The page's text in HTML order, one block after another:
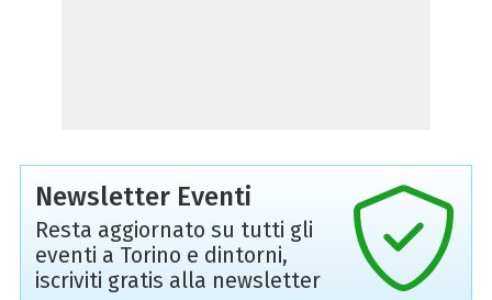
Newsletter Eventi
Resta aggiornato su tutti gli
eventi a Torino e dintorni,
iscriviti gratis alla newsletter